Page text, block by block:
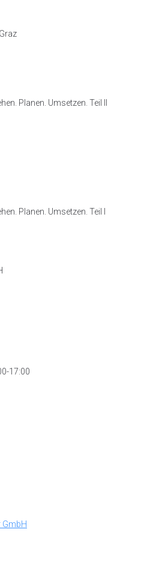
Planen. Umsetzen. Teil II
Planen. Umsetzen. Teil I
17:00